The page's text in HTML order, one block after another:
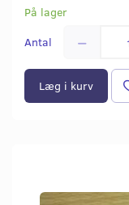
På lager
Antal
Læg i kurv